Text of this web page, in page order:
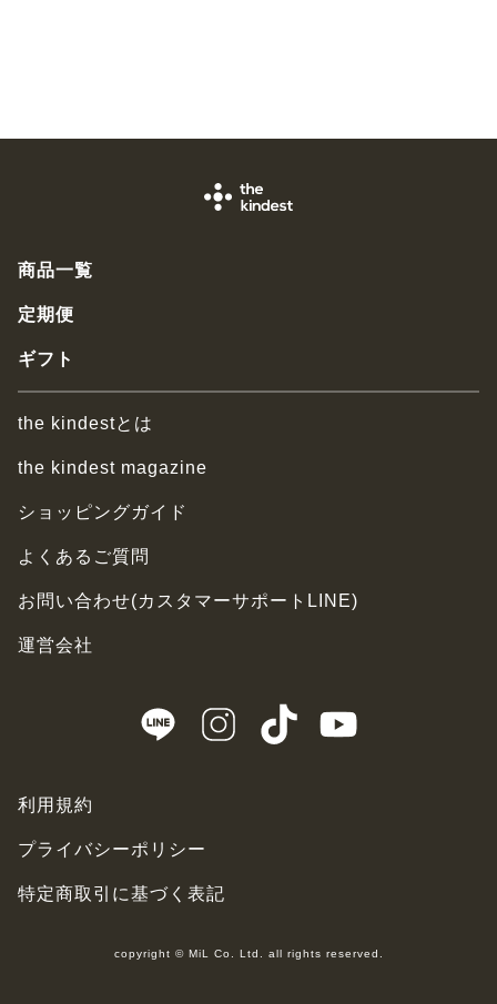
商品一覧
定期便
ギフト
the kindestとは
the kindest magazine
ショッピングガイド
よくあるご質問
お問い合わせ(カスタマーサポートLINE)
運営会社
利用規約
プライバシーポリシー
特定商取引に基づく表記
copyright © MiL Co. Ltd. all rights reserved.